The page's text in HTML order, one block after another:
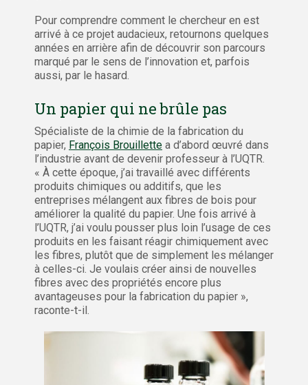
Pour comprendre comment le chercheur en est
arrivé à ce projet audacieux, retournons quelques
années en arrière afin de découvrir son parcours
marqué par le sens de l’innovation et, parfois
aussi, par le hasard.
Un papier qui ne brûle pas
Spécialiste de la chimie de la fabrication du
papier, François Brouillette a d’abord œuvré dans
l’industrie avant de devenir professeur à l’UQTR.
« À cette époque, j’ai travaillé avec différents
produits chimiques ou additifs, que les
entreprises mélangent aux fibres de bois pour
améliorer la qualité du papier. Une fois arrivé à
l’UQTR, j’ai voulu pousser plus loin l’usage de ces
produits en les faisant réagir chimiquement avec
les fibres, plutôt que de simplement les mélanger
à celles-ci. Je voulais créer ainsi de nouvelles
fibres avec des propriétés encore plus
avantageuses pour la fabrication du papier »,
raconte-t-il.